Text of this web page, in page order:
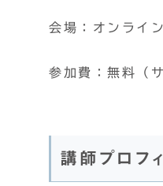
会場：オンライ
参加費：無料（
講師プロフ